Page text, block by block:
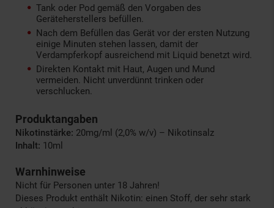
Tank oder Pod gemäß den Vorgaben des
Geräteherstellers befüllen.
Nach dem Befüllen das Gerät vor der ersten Nutzung
einige Minuten stehen lassen, damit der
Verdampferkopf ausreichend mit Liquid benetzt wird.
Direkten Kontakt mit Haut, Augen und Mund
vermeiden. Nicht unverdünnt trinken oder
verschlucken.
Produktangaben
Nikotinstärke: 20mg/ml (2,0% w/v) – Nikotinsalz
Inhalt: 10ml
Warnhinweise
Nicht für Personen unter 18 Jahren!
Dieses Produkt enthält Nikotin: einen Stoff, der sehr stark